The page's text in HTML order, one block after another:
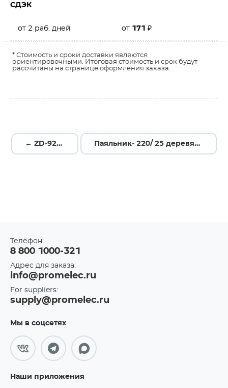
СДЭК
от 2 раб. дней от 171 ₽
* Стоимость и сроки доставки являются
ориентировочными. Итоговая стоимость и срок будут
рассчитаны на странице оформления заказа.
← ZD-920B Паяльник- 220/ 25 деревянная ручка →
Телефон:
8 800 1000-321
Адрес для заказа:
info@promelec.ru
For suppliers:
supply@promelec.ru
Мы в соцсетях
Наши приложения